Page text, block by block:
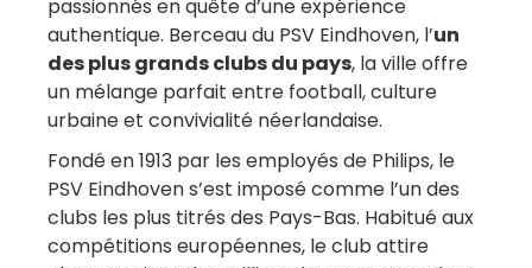
clairs pour profiter à fond tout en
restant safe. On sent qu’ils
connaissent le terrain et l’ambiance
locale.Si tu aimes le foot avec une
vraie culture tribune, des frissons et
une atmosphère brute… fonce.C’est
plus qu’un match, c’est une
expérience.
passionnés en quête d’une expérience
authentique. Berceau du PSV Eindhoven, l’un
des plus grands clubs du pays, la ville offre
un mélange parfait entre football, culture
urbaine et convivialité néerlandaise.
Fondé en 1913 par les employés de Philips, le
PSV Eindhoven s’est imposé comme l’un des
clubs les plus titrés des Pays-Bas. Habitué aux
compétitions européennes, le club attire